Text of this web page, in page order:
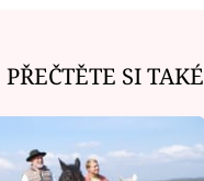
PŘEČTĚTE SI TAKÉ